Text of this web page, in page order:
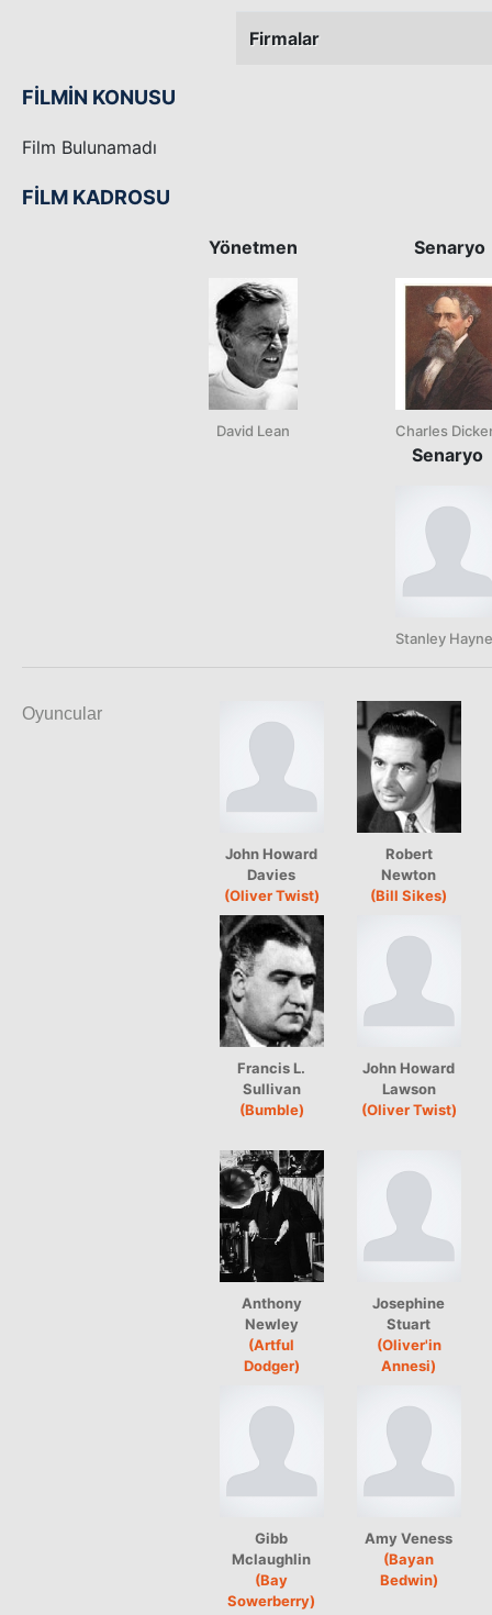
Firmalar
FİLMİN KONUSU
Film Bulunamadı
FİLM KADROSU
Yönetmen
David Lean
Senaryo
Charles
Senaryo
Stanley
Oyuncular
John Howard
Davies
(Oliver Twist)
Robert
Newton
(Bill Sikes)
Francis L.
Sullivan
(Bumble)
John Howard
Lawson
(Oliver Twist)
Anthony
Newley
(Artful
Dodger)
Josephine
Stuart
(Oliver'in
Annesi)
Gibb
Mclaughlin
(Bay
Sowerberry)
Amy Veness
(Bayan
Bedwin)